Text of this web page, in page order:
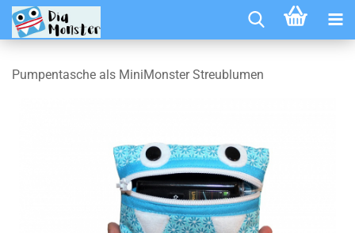
Pumpentasche als MiniMonster Streublumen